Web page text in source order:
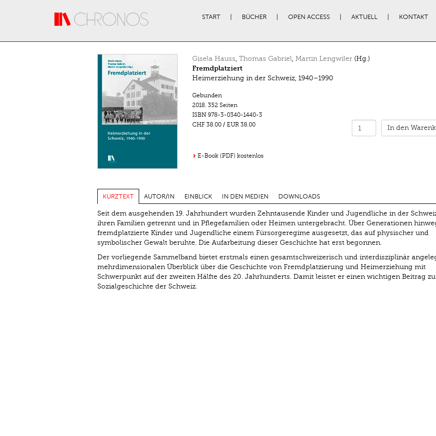
START BÜCHER OPEN ACCESS AKTUELL KONTAKT
Gisela Hauss, Thomas Gabriel, Martin Lengwiler(Hg.)
Fremdplatziert
Heimerziehung in der Schweiz, 1940–1990
Gebunden
2018. 352 Seiten
ISBN 978-3-0340-1440-3
CHF 38.00/ EUR 38.00 In den
E-Book (PDF) kostenlos
KURZTEXT AUTOR/IN EINBLICK IN DEN MEDIEN DOWNLOADS
Seit dem ausgehenden 19. Jahrhundert wurden Zehntausende Kinder und Jugendliche in der
ihren Familien getrennt und in Pflegefamilien oder Heimen untergebracht. Über Generationen
fremdplatzierte Kinder und Jugendliche einem Fürsorgeregime ausgesetzt, das auf physischer und
symbolischer Gewalt beruhte. Die Aufarbeitung dieser Geschichte hat erst begonnen.
Der vorliegende Sammelband bietet erstmals einen gesamtschweizerisch und interdisziplinär
mehrdimensionalen Überblick über die Geschichte von Fremdplatzierung und Heimerziehung mit
Schwerpunkt auf der zweiten Hälfte des 20. Jahrhunderts. Damit leistet er einen wichtigen Beitrag
Sozialgeschichte der Schweiz.